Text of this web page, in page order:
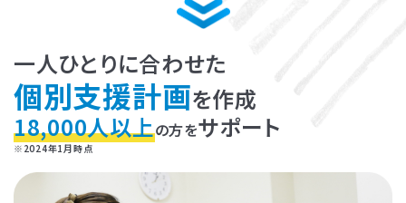
一人ひとりに合わせた
個別支援計画を作成
18,000人以上の方をサポート
※2024年1月時点